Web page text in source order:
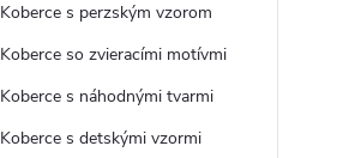
Koberce s perzským vzorom
Koberce so zvieracími motívmi
Koberce s náhodnými tvarmi
Koberce s detskými vzormi